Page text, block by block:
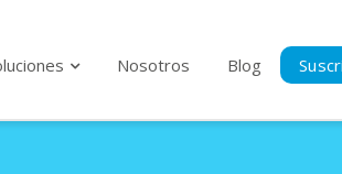
Nosotros Blog
Suscríbase